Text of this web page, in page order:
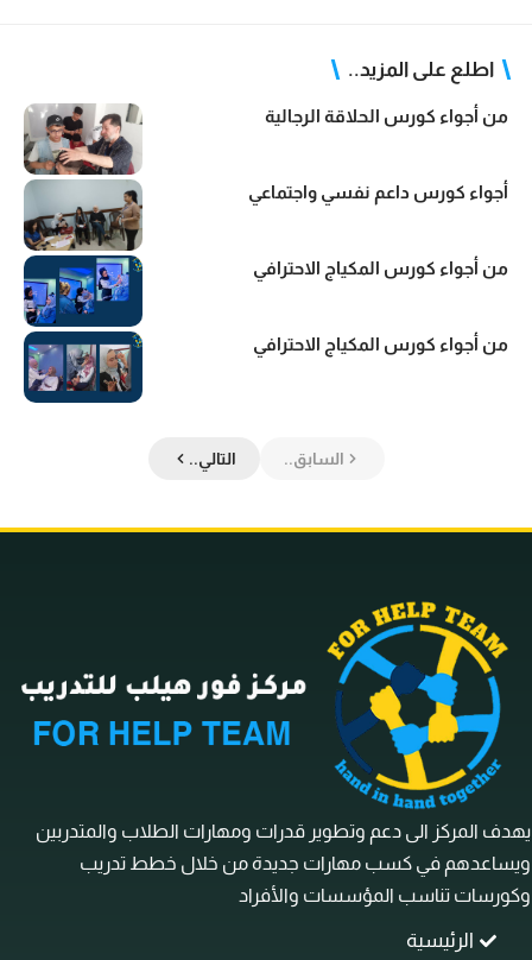
اطلع على المزيد..
من أجواء كورس الحلاقة الرجالية
أجواء كورس داعم نفسي واجتماعي
من أجواء كورس المكياج الاحترافي
من أجواء كورس المكياج الاحترافي
السابق.. التالي..
المركز الى دعم وتطوير قدرات ومهارات الطلاب والمتدربين
في كسب مهارات جديدة من خلال خطط تدريب
تناسب المؤسسات والأفراد
الرئيسية